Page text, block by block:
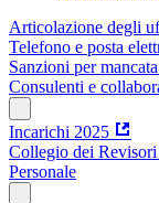
Articolazione degli
Telefono e posta
Sanzioni per
Consulenti e
Incarichi 2025
Collegio dei
Personale